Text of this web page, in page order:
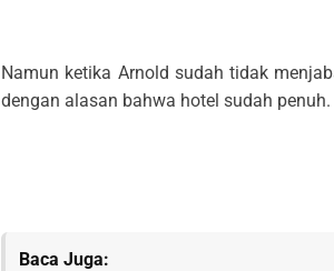
Namun ketika Arnold sudah tidak
dengan alasan bahwa hotel sudah penuh.
Baca Juga: